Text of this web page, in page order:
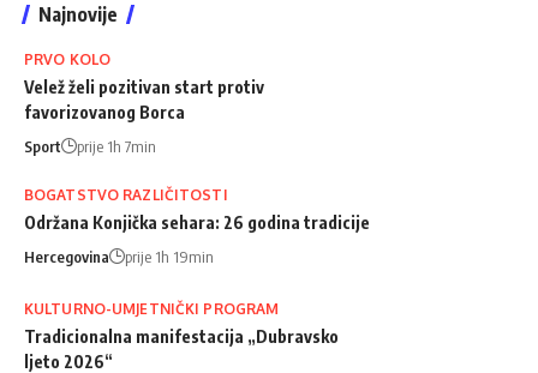
Najnovije
PRVO KOLO
Velež želi pozitivan start protiv
favorizovanog Borca
Sport prije 1h 7min
BOGATSTVO RAZLIČITOSTI
Održana Konjička sehara: 26 godina tradicije
Hercegovina prije 1h 19min
KULTURNO-UMJETNIČKI PROGRAM
Tradicionalna manifestacija „Dubravsko
ljeto 2026“